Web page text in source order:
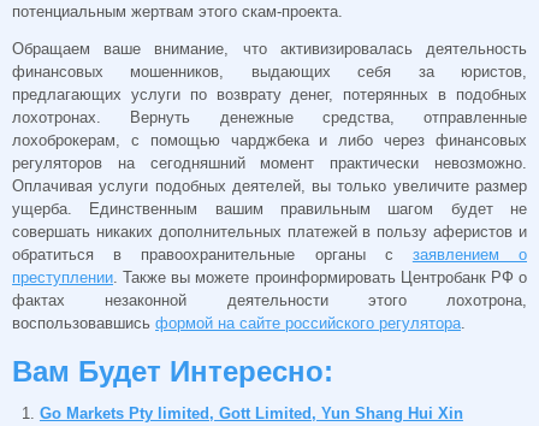
потенциальным жертвам этого скам-проекта.
Обращаем ваше внимание, что активизировалась деятельность
финансовых мошенников, выдающих себя за юристов,
предлагающих услуги по возврату денег, потерянных в подобных
лохотронах. Вернуть денежные средства, отправленные
лохоброкерам, с помощью чарджбека и либо через финансовых
регуляторов на сегодняшний момент практически невозможно.
Оплачивая услуги подобных деятелей, вы только увеличите размер
ущерба. Единственным вашим правильным шагом будет не
совершать никаких дополнительных платежей в пользу аферистов и
обратиться в правоохранительные органы с заявлением о
преступлении. Также вы можете проинформировать Центробанк РФ о
фактах незаконной деятельности этого лохотрона,
воспользовавшись формой на сайте российского регулятора.
Вам Будет Интересно:
Go Markets Pty limited, Gott Limited, Yun Shang Hui Xin